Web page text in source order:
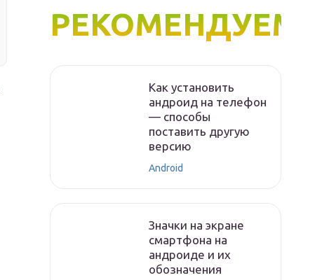
РЕКОМЕНДУЕМ
Как установить
андроид на телефон
— способы
поставить другую
версию
Android
Значки на экране
смартфона на
андроиде и их
обозначения